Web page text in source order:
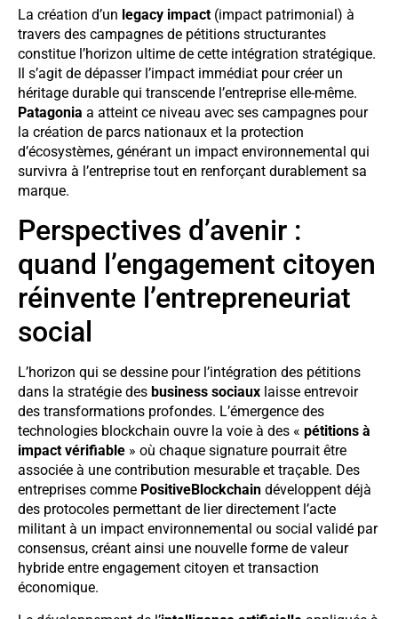
La création d’un legacy impact (impact patrimonial) à
travers des campagnes de pétitions structurantes
constitue l’horizon ultime de cette intégration stratégique.
Il s’agit de dépasser l’impact immédiat pour créer un
héritage durable qui transcende l’entreprise elle-même.
Patagonia a atteint ce niveau avec ses campagnes pour
la création de parcs nationaux et la protection
d’écosystèmes, générant un impact environnemental qui
survivra à l’entreprise tout en renforçant durablement sa
marque.
Perspectives d’avenir :
quand l’engagement citoyen
réinvente l’entrepreneuriat
social
L’horizon qui se dessine pour l’intégration des pétitions
dans la stratégie des business sociaux laisse entrevoir
des transformations profondes. L’émergence des
technologies blockchain ouvre la voie à des « pétitions à
impact vérifiable » où chaque signature pourrait être
associée à une contribution mesurable et traçable. Des
entreprises comme PositiveBlockchain développent déjà
des protocoles permettant de lier directement l’acte
militant à un impact environnemental ou social validé par
consensus, créant ainsi une nouvelle forme de valeur
hybride entre engagement citoyen et transaction
économique.